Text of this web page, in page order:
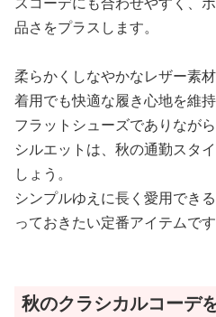
品さをプラスします。
柔らかくしなやかなレザー素
着用でも快適な履き心地を維持
フラットシューズでありなが
シルエットは、秋の通勤スタ
しょう。
シンプルゆえに長く愛用でき
っておきたい定番アイテムです
秋のクラシカルコーデ